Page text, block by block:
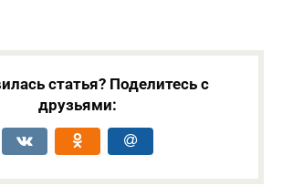
статья? Поделитесь с
друзьями: